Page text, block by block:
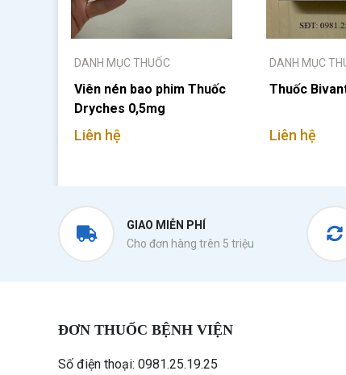
DANH MỤC THUỐC
Viên nén bao phim Thuốc
Dryches 0,5mg
Liên hệ
DANH MỤC
Thuốc
Liên hệ
GIAO MIỄN PHÍ
Cho đơn hàng trên 5 triệu
ĐƠN THUỐC BỆNH VIỆN
Số điện thoại: 0981.25.19.25